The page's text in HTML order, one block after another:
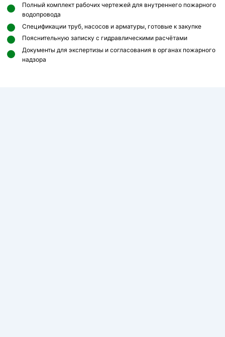
Полный комплект рабочих чертежей для внутреннего пожарного
водопровода
Спецификации труб, насосов и арматуры, готовые к закупке
Пояснительную записку с гидравлическими расчётами
Документы для экспертизы и согласования в органах пожарного
надзора